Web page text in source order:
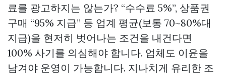
료를 광고하지는 않는가? “수수료 5%”, 상품권
구매 “95% 지급” 등 업계 평균(보통 70~80%대
지급)을 현저히 벗어나는 조건을 내건다면
100% 사기를 의심해야 합니다. 업체도 이윤을
남겨야 운영이 가능합니다. 지나치게 유리한 조